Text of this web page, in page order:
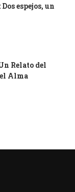
espejos, un
Relato del
Alma